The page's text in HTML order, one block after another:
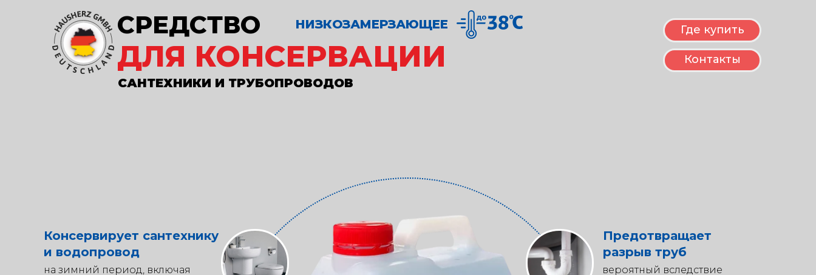
ДЛЯ КОНСЕРВАЦИИ
СРЕДСТВО
САНТЕХНИКИ И ТРУБОПРОВОДОВ
НИЗКОЗАМЕРЗАЮЩЕЕ Где купить
Контакты
Консервирует сантехнику
и водопровод
на зимний период, включая
Предотвращает
разрыв труб
вероятный вследствие